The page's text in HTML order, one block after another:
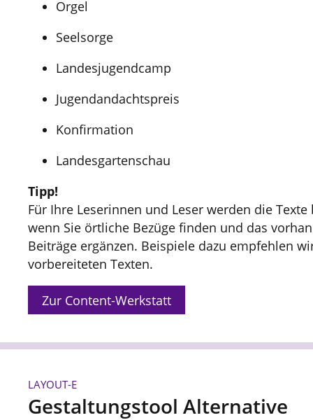
Orgel
Seelsorge
Landesjugendcamp
Jugendandachtspreis
Konfirmation
Landesgartenschau
Tipp!
Für Ihre Leserinnen und Leser werden die
wenn Sie örtliche Bezüge finden und das
Beiträge ergänzen. Beispiele dazu empfehlen
vorbereiteten Texten.
Zur Content-Werkstatt
LAYOUT-E
Gestaltungstool Alternative